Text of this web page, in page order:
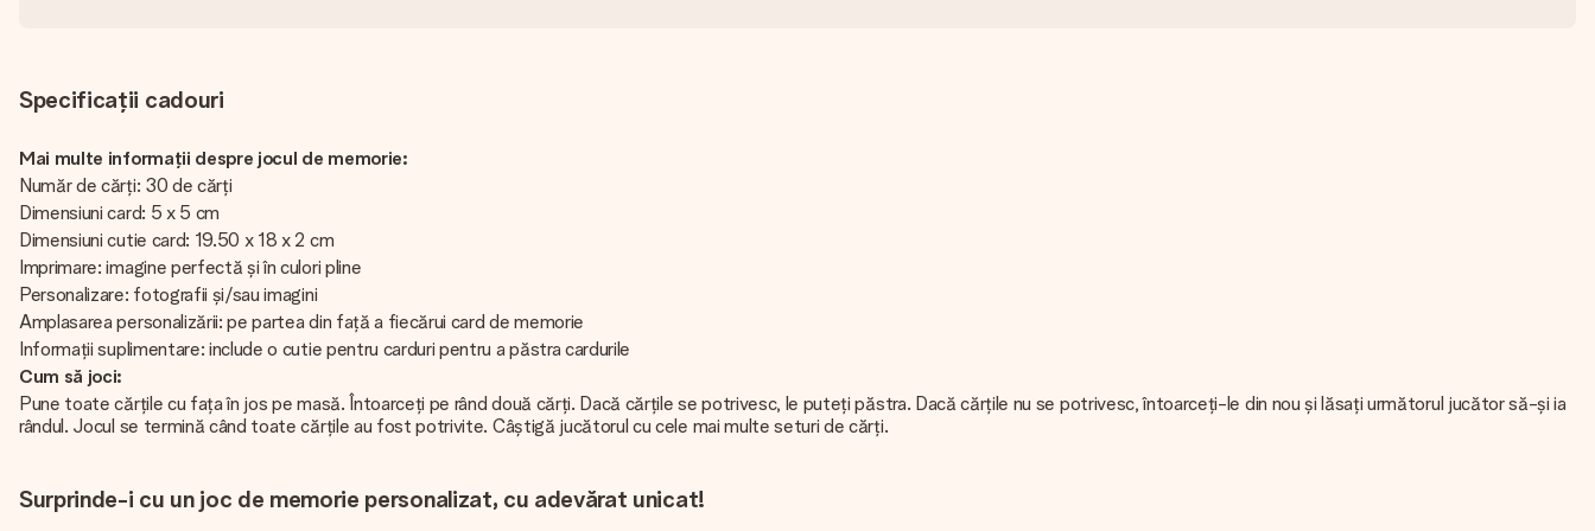
Specificații cadouri
Mai multe informații despre jocul de memorie:
Număr de cărți: 30 de cărți
Dimensiuni card: 5 x 5 cm
Dimensiuni cutie card: 19.50 x 18 x 2 cm
Imprimare: imagine perfectă și în culori pline
Personalizare: fotografii și/sau imagini
Amplasarea personalizării: pe partea din față a fiecărui card de memorie
Informații suplimentare: include o cutie pentru carduri pentru a păstra cardurile
Cum să joci:
Pune toate cărțile cu fața în jos pe masă. Întoarceți pe rând două cărți. Dacă cărțile se potrivesc, le puteți păstra. Dacă cărțile nu se potrivesc, întoarceți-le din nou și lăsați următorul jucător să-și ia
rândul. Jocul se termină când toate cărțile au fost potrivite. Câștigă jucătorul cu cele mai multe seturi de cărți.
Surprinde-i cu un joc de memorie personalizat, cu adevărat unicat!